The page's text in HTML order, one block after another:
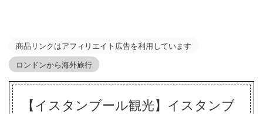
商品リンクはアフィリエイト広告を利用しています
ロンドンから海外旅行
【イスタンブール観光】イスタンブ